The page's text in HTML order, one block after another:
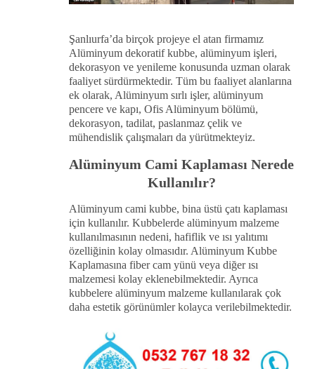
Şanlıurfa’da birçok projeye el atan firmamız
Alüminyum dekoratif kubbe, alüminyum işleri,
dekorasyon ve yenileme konusunda uzman olarak
faaliyet sürdürmektedir. Tüm bu faaliyet alanlarına
ek olarak, Alüminyum sırlı işler, alüminyum
pencere ve kapı, Ofis Alüminyum bölümü,
dekorasyon, tadilat, paslanmaz çelik ve
mühendislik çalışmaları da yürütmekteyiz.
Alüminyum Cami Kaplaması Nerede
Kullanılır?
Alüminyum cami kubbe, bina üstü çatı kaplaması
için kullanılır. Kubbelerde alüminyum malzeme
kullanılmasının nedeni, hafiflik ve ısı yalıtımı
özelliğinin kolay olmasıdır. Alüminyum Kubbe
Kaplamasına fiber cam yünü veya diğer ısı
malzemesi kolay eklenebilmektedir. Ayrıca
kubbelere alüminyum malzeme kullanılarak çok
daha estetik görünümler kolayca verilebilmektedir.